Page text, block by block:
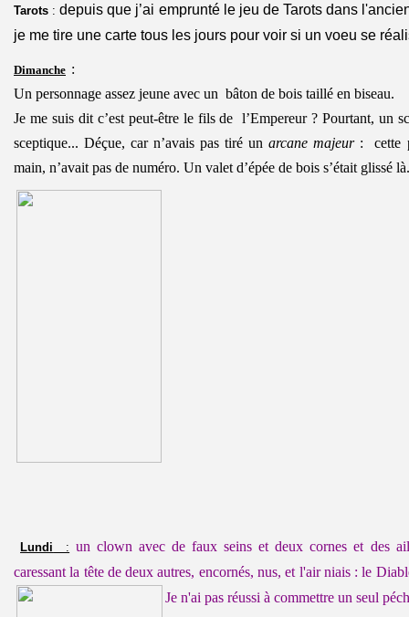
Tarots :depuis que j’ai emprunté le jeu de Tarots dans
je me tire une carte tous les jours pour voir si un voeu se
Dimanche :
Un personnage assez jeune avec un bâton de bois taillé en biseau.
Je me suis dit c’est peut-être le fils de l’Empereur ? Pourtant, un
sceptique... Déçue, car n’avais pas tiré unarcane majeur: cette
main, n’avait pas de numéro. Un valet d’épée de bois s’était glissé
Lundi : un clown avec de faux seins et deux cornes et des
caressant la tête de deux autres, encornés, nus, et l'air niais : le
Je n'ai pas réussi à commettre un seul